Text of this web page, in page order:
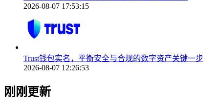
2026-08-07 17:53:15
Trust钱包实名，平衡安全与合规的数字资产关键一步
2026-08-07 12:26:53
刚刚更新